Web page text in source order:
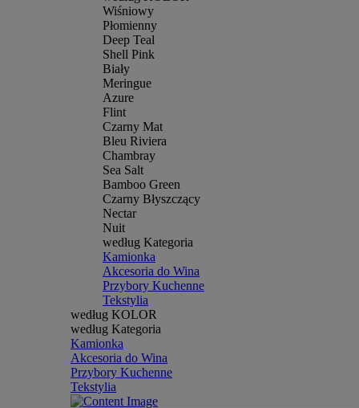
Wiśniowy
Płomienny
Deep Teal
Shell Pink
Biały
Meringue
Azure
Flint
Czarny Mat
Bleu Riviera
Chambray
Sea Salt
Bamboo Green
Czarny Błyszczący
Nectar
Nuit
według Kategoria
Kamionka
Akcesoria do Wina
Przybory Kuchenne
Tekstylia
według KOLOR
według Kategoria
Kamionka
Akcesoria do Wina
Przybory Kuchenne
Tekstylia